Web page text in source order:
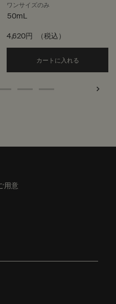
ンドラム アロマティック ハンド
ワンサイズのみ
50mL
4,620円 （税込）
カートに入れる
用意